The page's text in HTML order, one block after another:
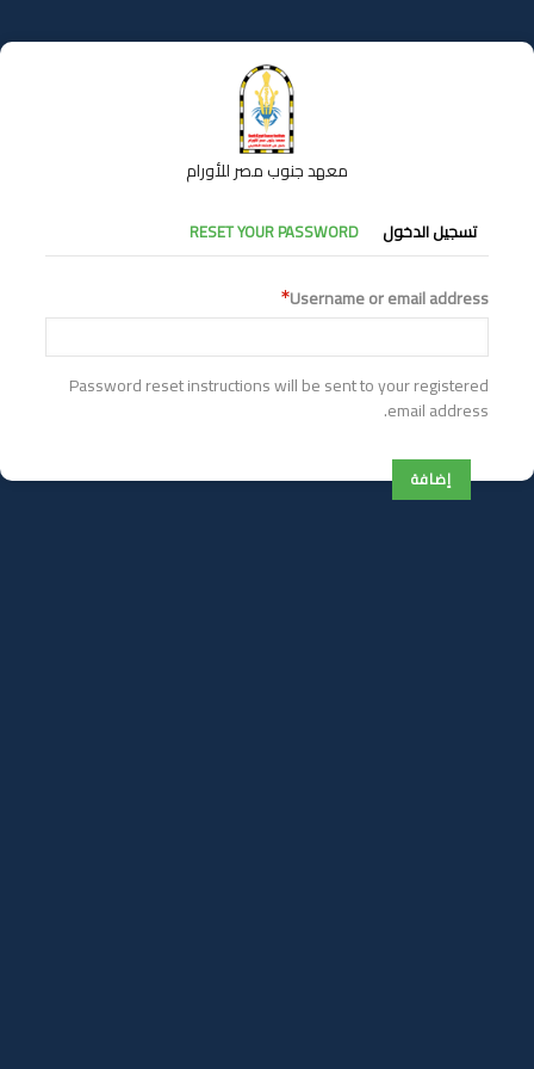
إلى
المحتوى
معهد جنوب مصر للأورام
التبويبات
الأساسية
تسجيل الدخول RESET YOUR PASSWORD
Username or email address
Password reset instructions will be sent to your registered
email address.